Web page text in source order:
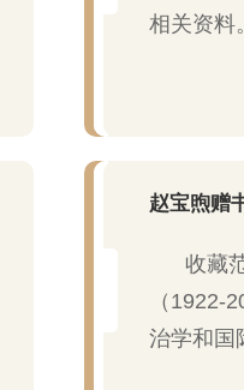
相关资料。
赵宝煦赠
收藏
（1922-
治学和国